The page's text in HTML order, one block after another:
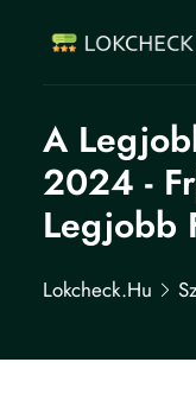
A
2024 -
Legjobb
Lokcheck.hu